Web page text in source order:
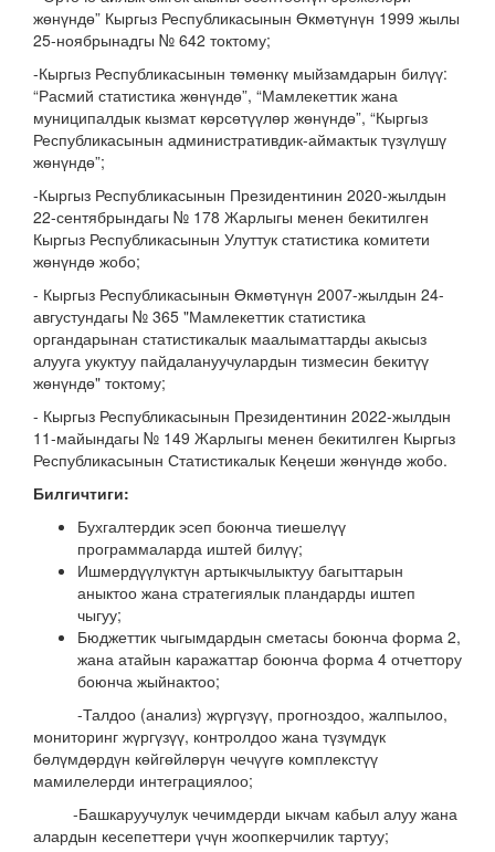
жөнүндө” Кыргыз Республикасынын Өкмөтүнүн 1999 жылы
25-ноябрынадгы № 642 токтому;
-Кыргыз Республикасынын төмөнкү мыйзамдарын билүү:
“Расмий статистика жөнүндө”, “Мамлекеттик жана
муниципалдык кызмат көрсөтүүлөр жөнүндө”, “Кыргыз
Республикасынын административдик-аймактык түзүлүшү
жөнүндө”;
-Кыргыз Республикасынын Президентинин 2020-жылдын
22-сентябрындагы № 178 Жарлыгы менен бекитилген
Кыргыз Республикасынын Улуттук статистика комитети
жөнүндө жобо;
- Кыргыз Республикасынын Өкмөтүнүн 2007-жылдын 24-
августундагы № 365 "Мамлекеттик статистика
органдарынан статистикалык маалыматтарды акысыз
алууга укуктуу пайдалануучулардын тизмесин бекитүү
жөнүндө" токтому;
- Кыргыз Республикасынын Президентинин 2022-жылдын
11-майындагы № 149 Жарлыгы менен бекитилген Кыргыз
Республикасынын Статистикалык Кеңеши жөнүндө жобо.
Билгичтиги:
Бухгалтердик эсеп боюнча тиешелүү
программаларда иштей билүү;
Ишмердүүлүктүн артыкчылыктуу багыттарын
аныктоо жана стратегиялык пландарды иштеп
чыгуу;
Бюджеттик чыгымдардын сметасы боюнча форма 2,
жана атайын каражаттар боюнча форма 4 отчеттору
боюнча жыйнактоо;
-Талдоо (анализ) жүргүзүү, прогноздоо, жалпылоо,
мониторинг жүргүзүү, контролдоо жана түзүмдүк
бөлүмдөрдүн көйгөйлөрүн чечүүгө комплекстүү
мамилелерди интеграциялоо;
-Башкаруучулук чечимдерди ыкчам кабыл алуу жана
алардын кесепеттери үчүн жоопкерчилик тартуу;